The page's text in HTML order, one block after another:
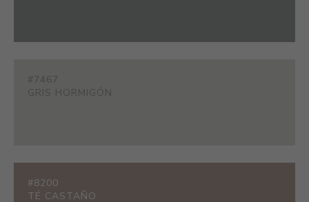
#7467
GRIS HORMIGÓN
#8200
TÉ CASTAÑO